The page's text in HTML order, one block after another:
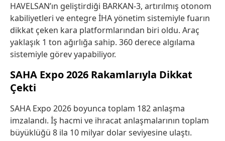
HAVELSAN’ın geliştirdiği BARKAN-3, artırılmış otonom
kabiliyetleri ve entegre İHA yönetim sistemiyle fuarın
dikkat çeken kara platformlarından biri oldu. Araç
yaklaşık 1 ton ağırlığa sahip. 360 derece algılama
sistemiyle görev yapabiliyor.
SAHA Expo 2026 Rakamlarıyla Dikkat
Çekti
SAHA Expo 2026 boyunca toplam 182 anlaşma
imzalandı. İş hacmi ve ihracat anlaşmalarının toplam
büyüklüğü 8 ila 10 milyar dolar seviyesine ulaştı.